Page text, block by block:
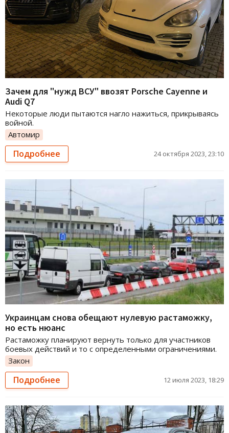
Зачем для "нужд ВСУ" ввозят Porsche Cayenne и
Audi Q7
Некоторые люди пытаются нагло нажиться, прикрываясь
войной.
Автомир
Подробнее 24 октября 2023, 23:10
Украинцам снова обещают нулевую растаможку,
но есть нюанс
Растаможку планируют вернуть только для участников
боевых действий и то с определенными ограничениями.
Закон
Подробнее 12 июля 2023, 18:29